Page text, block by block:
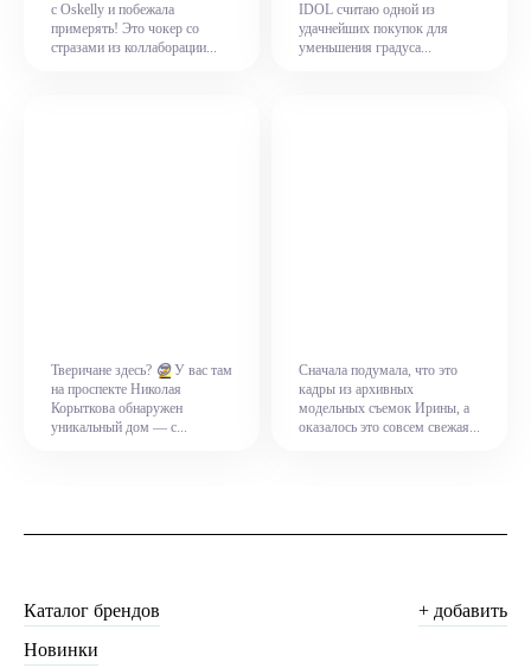
с Oskelly и побежала
примерять! Это чокер со
стразами из коллаборации...
IDOL считаю одной из
удачнейших покупок для
уменьшения градуса...
Тверичане здесь? 😎У вас там
на проспекте Николая
Корыткова обнаружен
уникальный дом — с...
Сначала подумала, что это
кадры из архивных
модельных съемок Ирины, а
оказалось это совсем свежая...
Каталог брендов
Новинки
+ добавить